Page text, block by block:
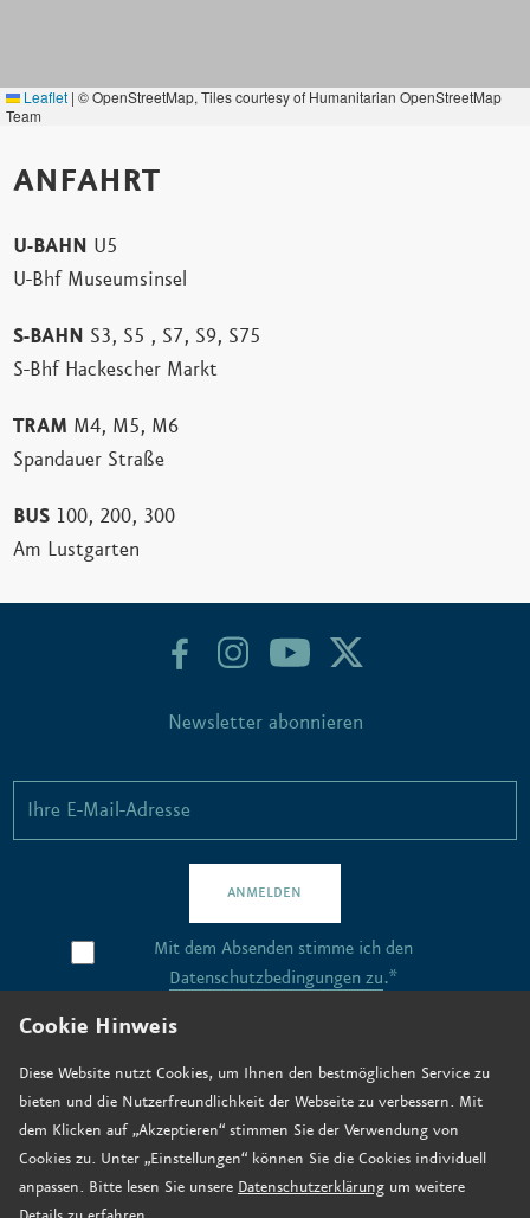
Cookie Hinweis
Diese Website nutzt Cookies, um Ihnen den bestmöglichen Service zu
bieten und die Nutzerfreundlichkeit der Webseite zu verbessern. Mit
dem Klicken auf „Akzeptieren“ stimmen Sie der Verwendung von
Cookies zu. Unter „Einstellungen“ können Sie die Cookies individuell
anpassen. Bitte lesen Sie unsere Datenschutzerklärung um weitere
Leaflet | © OpenStreetMap, Tiles courtesy of Humanitarian OpenStreetMap
Team
ANFAHRT
U-BAHN U5
U-Bhf Museumsinsel
S-BAHN S3, S5 , S7, S9, S75
S-Bhf Hackescher Markt
TRAM M4, M5, M6
Spandauer Straße
BUS 100, 200, 300
Am Lustgarten
Newsletter abonnieren
ANMELDEN
Mit dem Absenden stimme ich den
Datenschutzbedingungen zu.*
Kontakt
Stellenangebote
Anfahrt
Jetzt spenden